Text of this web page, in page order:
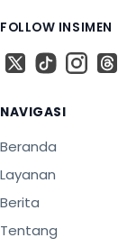
FOLLOW INSIMEN
X TikTok
NAVIGASI
Beranda
Layanan
Berita
Tentang